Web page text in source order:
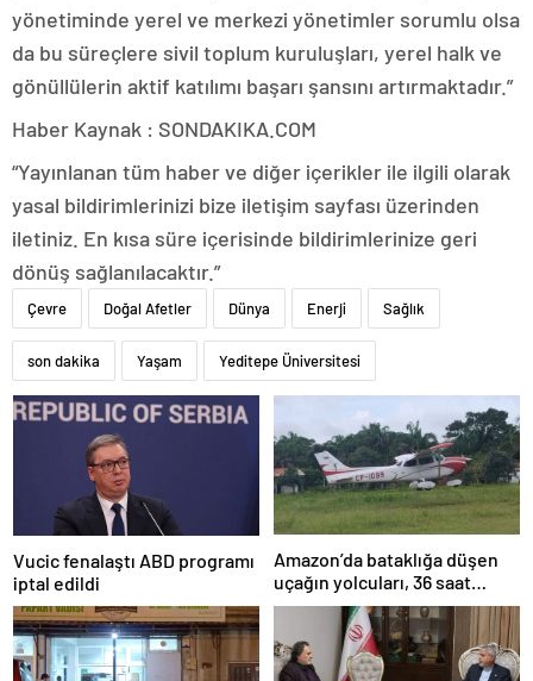
yönetiminde yerel ve merkezi yönetimler sorumlu olsa
da bu süreçlere sivil toplum kuruluşları, yerel halk ve
gönüllülerin aktif katılımı başarı şansını artırmaktadır.”
Haber Kaynak : SONDAKIKA.COM
“Yayınlanan tüm haber ve diğer içerikler ile ilgili olarak
yasal bildirimlerinizi bize iletişim sayfası üzerinden
iletiniz. En kısa süre içerisinde bildirimlerinize geri
dönüş sağlanılacaktır.”
Çevre Doğal Afetler Dünya Enerji Sağlık
son dakika Yaşam Yeditepe Üniversitesi
Vucic fenalaştı ABD programı
iptal edildi
Amazon’da bataklığa düşen
uçağın yolcuları, 36 saat
kurtarılmayı bekledi